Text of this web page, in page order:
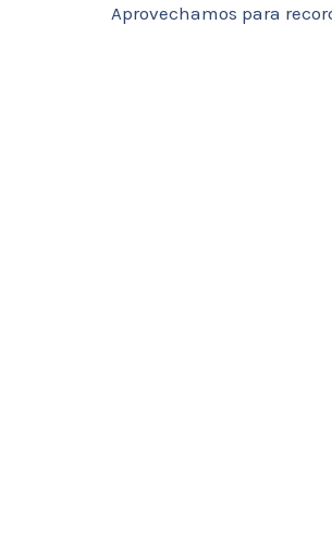
Aprovechamos para